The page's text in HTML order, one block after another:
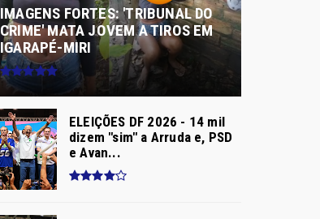
IMAGENS FORTES: 'TRIBUNAL DO
CRIME' MATA JOVEM A TIROS EM
IGARAPÉ-MIRI
ELEIÇÕES DF 2026 - 14 mil
dizem "sim" a Arruda e, PSD
e Avan...